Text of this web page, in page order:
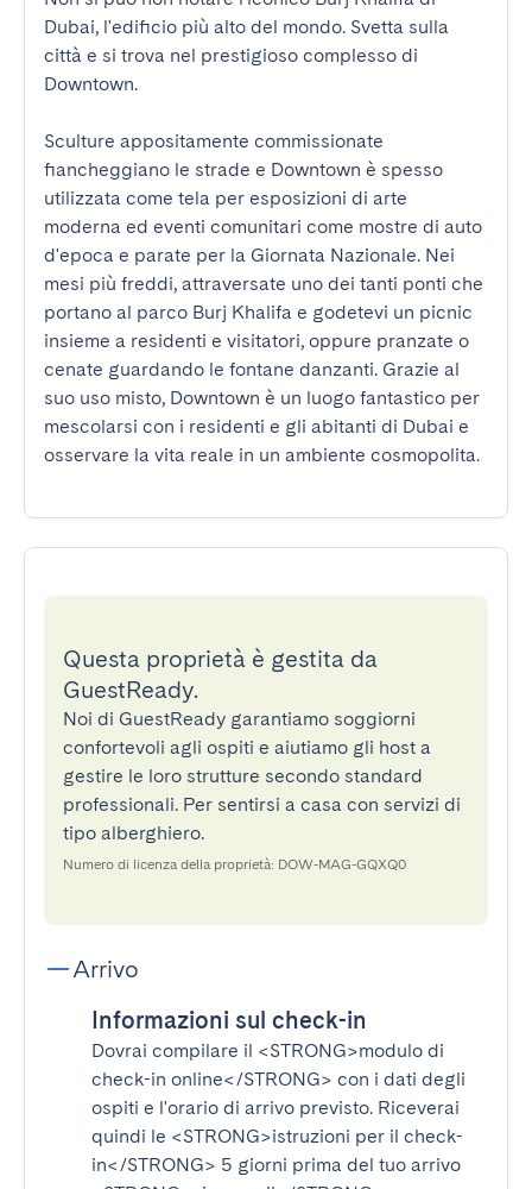
Dubai, l'edificio più alto del mondo. Svetta sulla
città e si trova nel prestigioso complesso di
Downtown.
Sculture appositamente commissionate
fiancheggiano le strade e Downtown è spesso
utilizzata come tela per esposizioni di arte
moderna ed eventi comunitari come mostre di auto
d'epoca e parate per la Giornata Nazionale. Nei
mesi più freddi, attraversate uno dei tanti ponti che
portano al parco Burj Khalifa e godetevi un picnic
insieme a residenti e visitatori, oppure pranzate o
cenate guardando le fontane danzanti. Grazie al
suo uso misto, Downtown è un luogo fantastico per
mescolarsi con i residenti e gli abitanti di Dubai e
osservare la vita reale in un ambiente cosmopolita.
Questa proprietà è gestita da
GuestReady.
Noi di GuestReady garantiamo soggiorni
confortevoli agli ospiti e aiutiamo gli host a
gestire le loro strutture secondo standard
professionali. Per sentirsi a casa con servizi di
tipo alberghiero.
Numero di licenza della proprietà: DOW-MAG-GQXQ0
Arrivo
Informazioni sul check-in
Dovrai compilare il <STRONG>modulo di
check-in online</STRONG> con i dati degli
ospiti e l'orario di arrivo previsto. Riceverai
quindi le <STRONG>istruzioni per il check-
in</STRONG> 5 giorni prima del tuo arrivo